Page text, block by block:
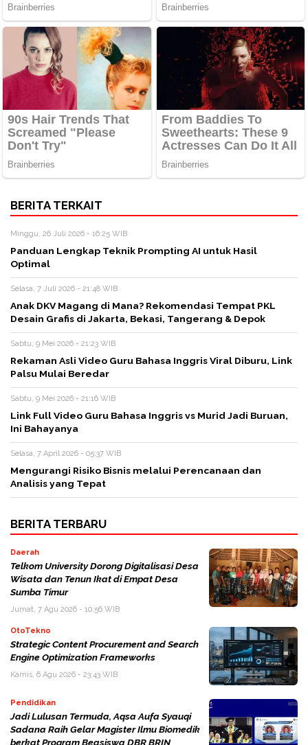
BERITA TERKAIT
Minggu, 26 Juli 2026 - 16:25 WIB
Panduan Lengkap Teknik Prompting AI untuk Hasil
Optimal
Selasa, 7 Juli 2026 - 21:48 WIB
Anak DKV Magang di Mana? Rekomendasi Tempat PKL
Desain Grafis di Jakarta, Bekasi, Tangerang & Depok
Sabtu, 9 Mei 2026 - 21:23 WIB
Rekaman Asli Video Guru Bahasa Inggris Viral Diburu, Link
Palsu Mulai Beredar
Sabtu, 9 Mei 2026 - 21:16 WIB
Link Full Video Guru Bahasa Inggris vs Murid Jadi Buruan,
Ini Bahayanya
Selasa, 7 April 2026 - 05:37 WIB
Mengurangi Risiko Bisnis melalui Perencanaan dan
Analisis yang Tepat
BERITA TERBARU
Daerah
Telkom University Dorong Digitalisasi Desa
Wisata dan Tenun Ikat di Empat Desa
Sumba Timur
Jumat, 7 Agu 2026 - 10:56 WIB
OtoTekno
Strategic Content Procurement and Search
Engine Optimization Frameworks
Kamis, 6 Agu 2026 - 23:43 WIB
Pendidikan
Jadi Lulusan Termuda, Aqsa Aufa Syauqi
Sadana Raih Gelar Magister Ilmu Biomedik
berkat Program Beasiswa DBR BRIN